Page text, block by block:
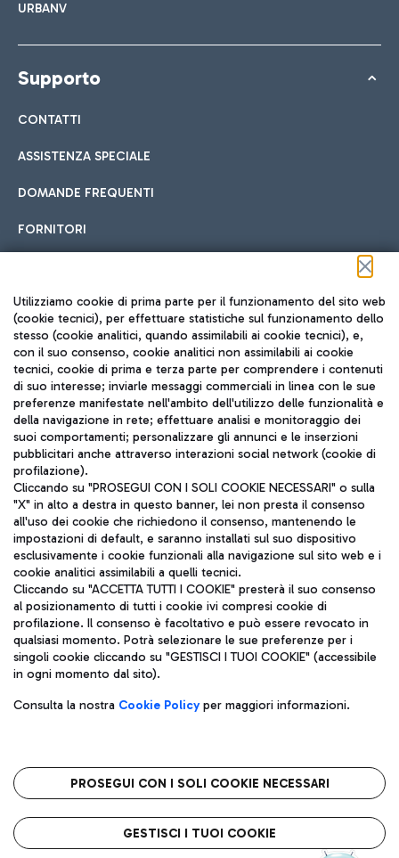
URBANV
Supporto
CONTATTI
ASSISTENZA SPECIALE
DOMANDE FREQUENTI
FORNITORI
Seguici sui social
TRAVEL JOURNAL
ITA
Aeroporti di Roma S.p.A. - Società soggetta a direzione e
coordinamento di Mundys S.p.A.
Codice fiscale e Registro delle Imprese di Roma 13032990155 P.
IVA 06572251004
Capitale sociale 62.224.743,00 int. vers.
Sede legale: Via Pier Paolo Racchetti 1 - 00054 Fiumicino (RM)
telefono +39 06 65951
Privacy policy
Note legali
Roma FCO
L'aeroporto stellato
Utilizziamo cookie di prima parte per il funzionamento del sito web
(cookie tecnici), per effettuare statistiche sul funzionamento dello
stesso (cookie analitici, quando assimilabili ai cookie tecnici), e,
con il suo consenso, cookie analitici non assimilabili ai cookie
tecnici, cookie di prima e terza parte per comprendere i contenuti
di suo interesse; inviarle messaggi commerciali in linea con le sue
preferenze manifestate nell'ambito dell'utilizzo delle funzionalità e
della navigazione in rete; effettuare analisi e monitoraggio dei
suoi comportamenti; personalizzare gli annunci e le inserzioni
pubblicitari anche attraverso interazioni social network (cookie di
profilazione).
Cliccando su "PROSEGUI CON I SOLI COOKIE NECESSARI" o sulla
"X" in alto a destra in questo banner, lei non presta il consenso
all'uso dei cookie che richiedono il consenso, mantenendo le
impostazioni di default, e saranno installati sul suo dispositivo
esclusivamente i cookie funzionali alla navigazione sul sito web e i
cookie analitici assimilabili a quelli tecnici.
Cliccando su "ACCETTA TUTTI I COOKIE" presterà il suo consenso
al posizionamento di tutti i cookie ivi compresi cookie di
profilazione. Il consenso è facoltativo e può essere revocato in
qualsiasi momento. Potrà selezionare le sue preferenze per i
singoli cookie cliccando su "GESTISCI I TUOI COOKIE" (accessibile
in ogni momento dal sito).
Consulta la nostra Cookie Policyper maggiori informazioni.
PROSEGUI CON I SOLI COOKIE NECESSARI
GESTISCI I TUOI COOKIE